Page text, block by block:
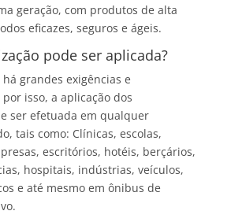
geração, com produtos de alta
eficazes, seguros e ágeis.
pode ser aplicada?
há grandes exigências e
isso, a aplicação dos
ser efetuada em qualquer
tais como: Clínicas, escolas,
escritórios, hotéis, berçários,
hospitais, indústrias, veículos,
e até mesmo em ônibus de